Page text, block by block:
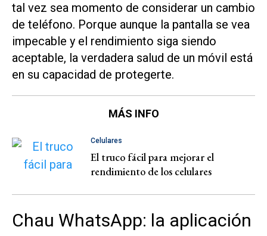
tal vez sea momento de considerar un cambio
de teléfono. Porque aunque la pantalla se vea
impecable y el rendimiento siga siendo
aceptable, la verdadera salud de un móvil está
en su capacidad de protegerte.
MÁS INFO
Celulares
El truco fácil para mejorar el
rendimiento de los celulares
Chau WhatsApp: la aplicación